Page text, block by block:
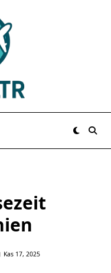
Kas 17, 2025